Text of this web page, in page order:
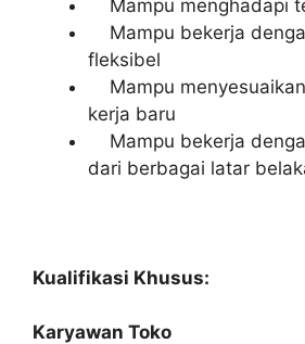
Mampu menghadapi
Mampu bekerja
fleksibel
Mampu
kerja baru
Mampu bekerja
dari berbagai latar
Kualifikasi Khusus:
Karyawan Toko